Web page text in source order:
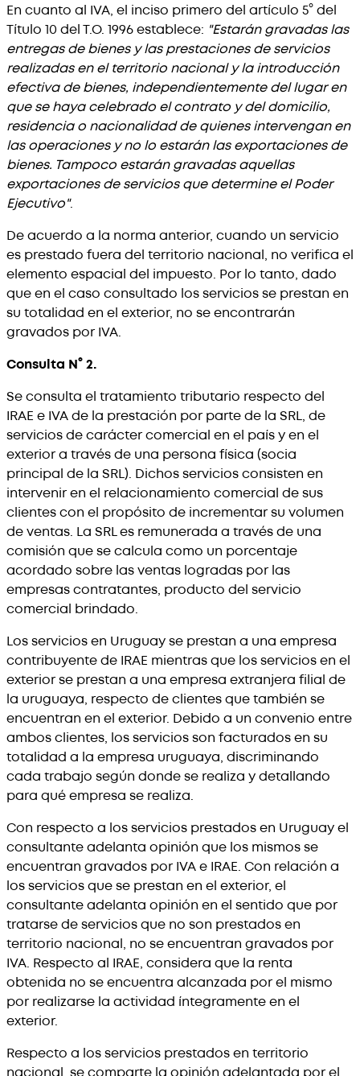
En cuanto al IVA, el inciso primero del artículo 5° del
Título 10 del T.O. 1996 establece: "Estarán gravadas las
entregas de bienes y las prestaciones de servicios
realizadas en el territorio nacional y la introducción
efectiva de bienes, independientemente del lugar en
que se haya celebrado el contrato y del domicilio,
residencia o nacionalidad de quienes intervengan en
las operaciones y no lo estarán las exportaciones de
bienes. Tampoco estarán gravadas aquellas
exportaciones de servicios que determine el Poder
Ejecutivo".
De acuerdo a la norma anterior, cuando un servicio
es prestado fuera del territorio nacional, no verifica el
elemento espacial del impuesto. Por lo tanto, dado
que en el caso consultado los servicios se prestan en
su totalidad en el exterior, no se encontrarán
gravados por IVA.
Consulta N° 2.
Se consulta el tratamiento tributario respecto del
IRAE e IVA de la prestación por parte de la SRL, de
servicios de carácter comercial en el país y en el
exterior a través de una persona física (socia
principal de la SRL). Dichos servicios consisten en
intervenir en el relacionamiento comercial de sus
clientes con el propósito de incrementar su volumen
de ventas. La SRL es remunerada a través de una
comisión que se calcula como un porcentaje
acordado sobre las ventas logradas por las
empresas contratantes, producto del servicio
comercial brindado.
Los servicios en Uruguay se prestan a una empresa
contribuyente de IRAE mientras que los servicios en el
exterior se prestan a una empresa extranjera filial de
la uruguaya, respecto de clientes que también se
encuentran en el exterior. Debido a un convenio entre
ambos clientes, los servicios son facturados en su
totalidad a la empresa uruguaya, discriminando
cada trabajo según donde se realiza y detallando
para qué empresa se realiza.
Con respecto a los servicios prestados en Uruguay el
consultante adelanta opinión que los mismos se
encuentran gravados por IVA e IRAE. Con relación a
los servicios que se prestan en el exterior, el
consultante adelanta opinión en el sentido que por
tratarse de servicios que no son prestados en
territorio nacional, no se encuentran gravados por
IVA. Respecto al IRAE, considera que la renta
obtenida no se encuentra alcanzada por el mismo
por realizarse la actividad íntegramente en el
exterior.
Respecto a los servicios prestados en territorio